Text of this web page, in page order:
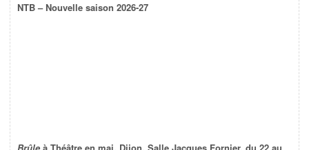
NTB – Nouvelle saison 2026-27